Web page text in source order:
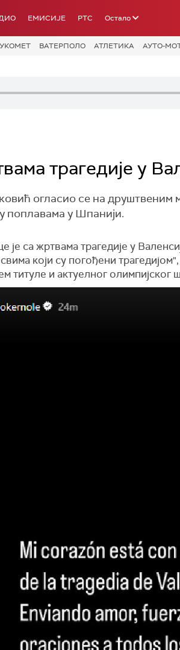
ЕМИСИЈЕ РТС Остало
ВАТЕРПОЛО АТЛЕТИКА АУТО-
трагедије у
огласио се на
поплавама у Шпанији.
је са жртвама трагедије у
који су погођени
титуле и актуелног олимпијског